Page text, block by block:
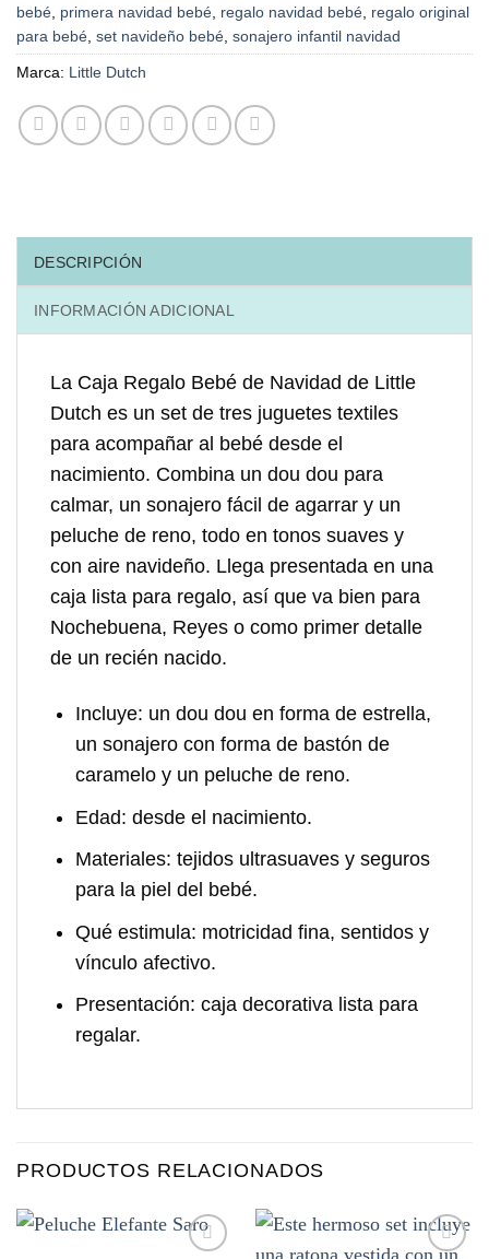
bebé, primera navidad bebé, regalo navidad bebé, regalo original
para bebé, set navideño bebé, sonajero infantil navidad
Marca: Little Dutch
DESCRIPCIÓN
INFORMACIÓN ADICIONAL
La Caja Regalo Bebé de Navidad de Little
Dutch es un set de tres juguetes textiles
para acompañar al bebé desde el
nacimiento. Combina un dou dou para
calmar, un sonajero fácil de agarrar y un
peluche de reno, todo en tonos suaves y
con aire navideño. Llega presentada en una
caja lista para regalo, así que va bien para
Nochebuena, Reyes o como primer detalle
de un recién nacido.
Incluye: un dou dou en forma de estrella,
un sonajero con forma de bastón de
caramelo y un peluche de reno.
Edad: desde el nacimiento.
Materiales: tejidos ultrasuaves y seguros
para la piel del bebé.
Qué estimula: motricidad fina, sentidos y
vínculo afectivo.
Presentación: caja decorativa lista para
regalar.
PRODUCTOS RELACIONADOS